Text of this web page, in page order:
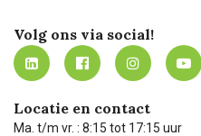
Werken bij Carel Lurvink
MVO
Mijn Carel Lurvink
Mijn Carel Lurvink instructievideo's
Carel Lurvink App
Hulp op afstand
Technische dienst
Innovation LAB
Tevreden klanten
Carel Lurvink Blog
Carel de podcast
Volg ons via social!
Locatie en contact
Ma. t/m vr. : 8:15 tot 17:15 uur